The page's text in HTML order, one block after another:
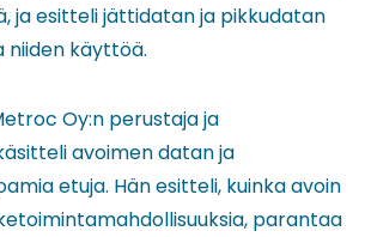
ja esitteli jättidatan ja pikkudatan
niiden käyttöä.
Oy:n perustaja ja
avoimen datan ja
etuja. Hän esitteli, kuinka avoin
parantaa